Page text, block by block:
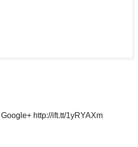
http://ift.tt/1yRYAXm